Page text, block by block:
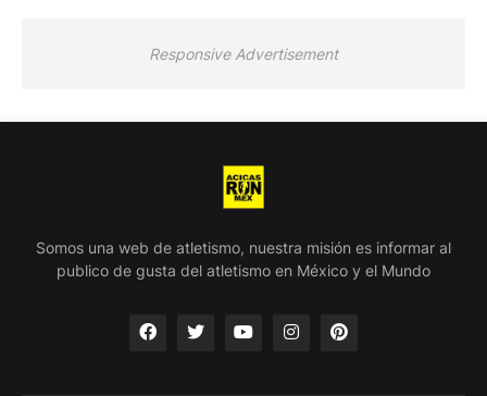
Responsive Advertisement
Somos una web de atletismo, nuestra misión es informar al
publico de gusta del atletismo en México y el Mundo